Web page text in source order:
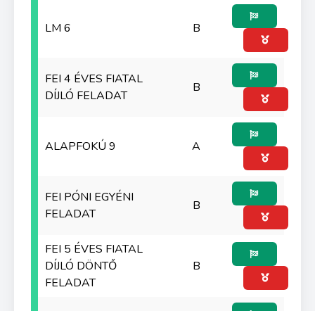
LM 6 B
FEI 4 ÉVES FIATAL
DÍJLÓ FELADAT
B
ALAPFOKÚ 9 A
FEI PÓNI EGYÉNI
FELADAT
B
FEI 5 ÉVES FIATAL
DÍJLÓ DÖNTŐ
FELADAT
B